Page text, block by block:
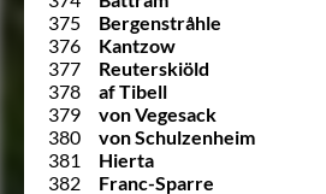
375
Bergenstråhle
376
Kantzow
377
Reuterskiöld
378
af Tibell
379
von Vegesack
380
von Schulzenheim
381
Hierta
382
Franc-Sparre